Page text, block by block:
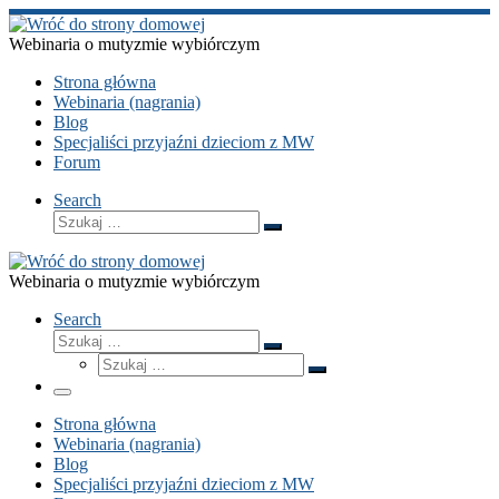
Przejdź
do
Webinaria o mutyzmie wybiórczym
Strona główna
Webinaria (nagrania)
Blog
Specjaliści przyjaźni dzieciom z MW
Forum
Search
Szukaj
Szukaj
Webinaria o mutyzmie wybiórczym
Search
Szukaj
Szukaj
Szukaj
Szukaj
Menu
Strona główna
Webinaria (nagrania)
Blog
Specjaliści przyjaźni dzieciom z MW